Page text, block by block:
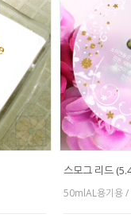
스모그 리드
50mlAL용기용 /